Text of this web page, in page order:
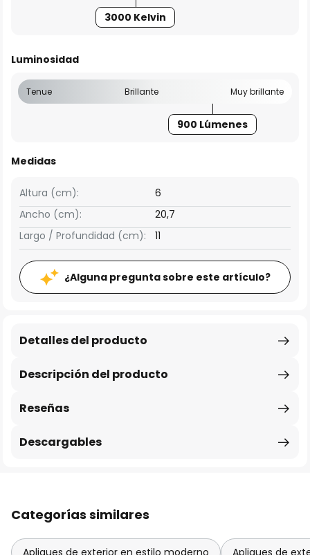
3000 Kelvin
Luminosidad
Tenue Brillante Muy brillante
900 Lúmenes
Medidas
Ancho (cm): 20,7
Altura (cm): 6
Largo / Profundidad (cm): 11
¿Alguna pregunta sobre este artículo?
Descripción del producto
Detalles del producto
Reseñas
Descargables
Categorías similares
Apliques de exterior en estilo moderno Apliques de